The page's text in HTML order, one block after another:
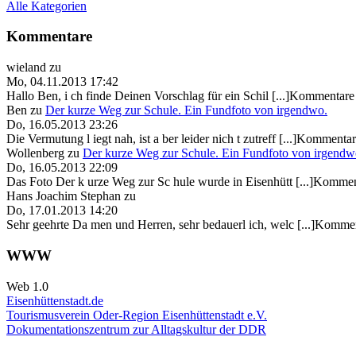
Alle Kategorien
Kommentare
wieland zu
Mo, 04.11.2013 17:42
Hallo Ben, i ch finde Deinen Vorschlag für ein Schil
Ben zu Der kurze Weg zur Schule. Ein Fundfoto von irgendwo.
Do, 16.05.2013 23:26
Die Vermutung l iegt nah, ist a ber leider nich t zutreff
Wollenberg zu Der kurze Weg zur Schule. Ein Fundfoto von
Do, 16.05.2013 22:09
Das Foto Der k urze Weg zur Sc hule wurde in Eisenhütt
Hans Joachim Stephan zu
Do, 17.01.2013 14:20
Sehr geehrte Da men und Herren, sehr bedauerl ich, welc
WWW
Web 1.0
Eisenhüttenstadt.de
Tourismusverein Oder-Region Eisenhüttenstadt e.V.
Dokumentationszentrum zur Alltagskultur der DDR